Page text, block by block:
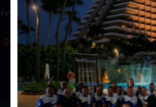
para miembros registrados.
gratispara leerlo completo.